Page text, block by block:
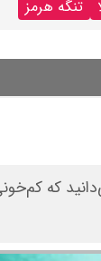
تنگه هرمز
که